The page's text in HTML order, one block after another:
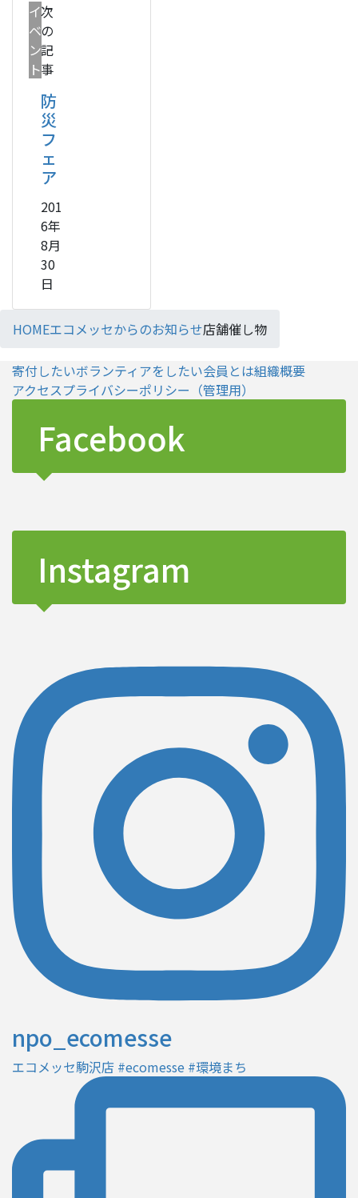
イ
ベ
ン
ト
次
の
記
事
防
災
フ
ェ
ア
201
6年
8月
30
日
HOMEエコメッセからのお知らせ店舗催し物
寄付したいボランティアをしたい会員とは組織概要
アクセスプライバシーポリシー （管理用）
Facebook
Instagram
npo_ecomesse
エコメッセ駒沢店 #ecomesse #環境まち